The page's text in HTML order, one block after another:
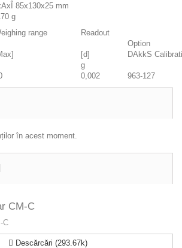
85x130x25 mm
g
range Readout
[d]
g
Option
DAkkS
0,002 963-127
în acest moment.
CM-C
C
Descărcări (293.67k)